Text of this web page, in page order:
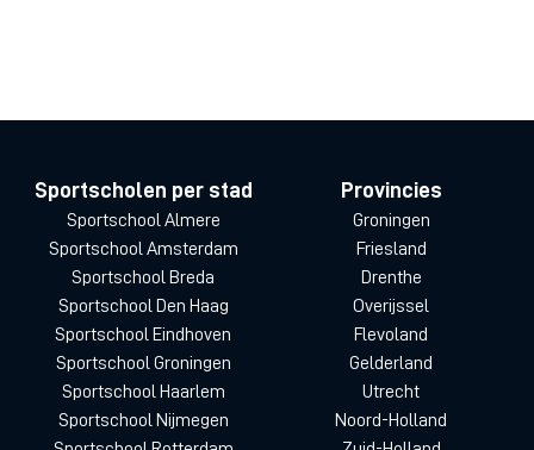
Sportscholen per stad
Sportschool Almere
Sportschool Amsterdam
Sportschool Breda
Sportschool Den Haag
Sportschool Eindhoven
Sportschool Groningen
Sportschool Haarlem
Sportschool Nijmegen
Provincies
Groningen
Friesland
Drenthe
Overijssel
Flevoland
Gelderland
Utrecht
Noord-Holland